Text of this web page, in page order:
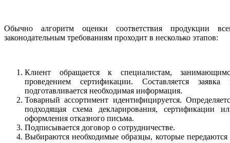
Обычно алгоритм оценки соответствия продукции
законодательным требованиям проходит в несколько этапов:
Клиент обращается к специалистам,
проведением сертификации. Составляется заявка
подготавливается необходимая информация.
Товарный ассортимент идентифицируется.
подходящая схема декларирования, сертификации
оформления отказного письма.
Подписывается договор о сотрудничестве.
Выбираются необходимые образцы, которые передаются